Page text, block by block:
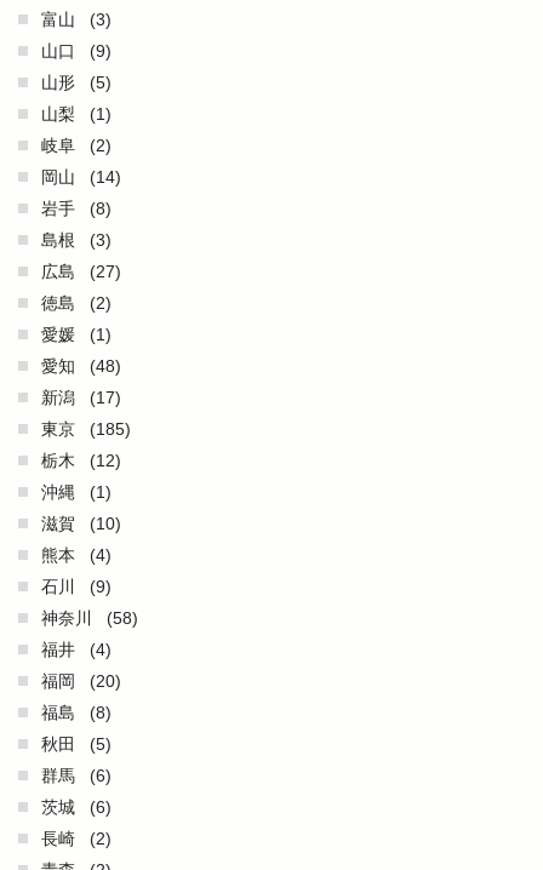
富山
(3)
山口
(9)
山形
(5)
山梨
(1)
岐阜
(2)
岡山
(14)
岩手
(8)
島根
(3)
広島
(27)
徳島
(2)
愛媛
(1)
愛知
(48)
新潟
(17)
東京
(185)
栃木
(12)
沖縄
(1)
滋賀
(10)
熊本
(4)
石川
(9)
神奈川
(58)
福井
(4)
福岡
(20)
福島
(8)
秋田
(5)
群馬
(6)
茨城
(6)
長崎
(2)